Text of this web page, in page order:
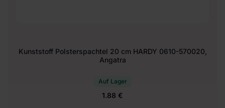
Kunststoff Polsterspachtel 20 cm HARDY 0610-570020,
Angatra
Auf Lager
1.88 €